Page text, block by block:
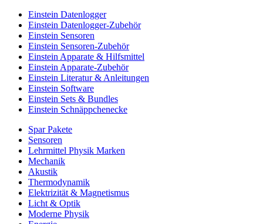
Einstein Datenlogger
Einstein Datenlogger-Zubehör
Einstein Sensoren
Einstein Sensoren-Zubehör
Einstein Apparate & Hilfsmittel
Einstein Apparate-Zubehör
Einstein Literatur & Anleitungen
Einstein Software
Einstein Sets & Bundles
Einstein Schnäppchenecke
Spar Pakete
Sensoren
Lehrmittel Physik Marken
Mechanik
Akustik
Thermodynamik
Elektrizität & Magnetismus
Licht & Optik
Moderne Physik